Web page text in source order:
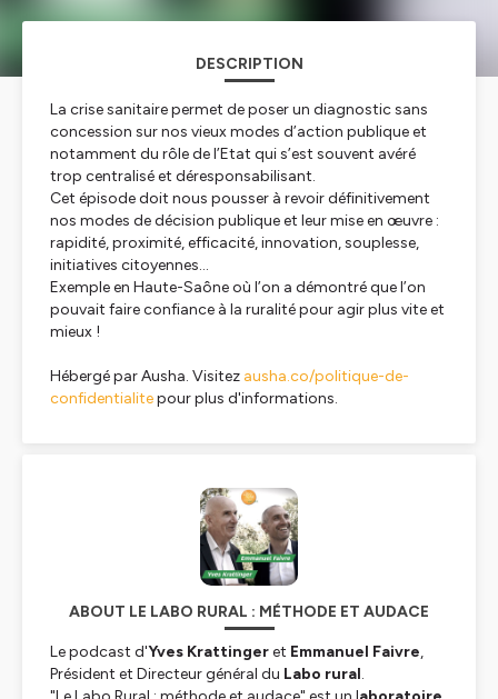
DESCRIPTION
La crise sanitaire permet de poser un diagnostic sans
concession sur nos vieux modes d’action publique et
notamment du rôle de l’Etat qui s’est souvent avéré
trop centralisé et déresponsabilisant.
Cet épisode doit nous pousser à revoir définitivement
nos modes de décision publique et leur mise en œuvre :
rapidité, proximité, efficacité, innovation, souplesse,
initiatives citoyennes…
Exemple en Haute-Saône où l’on a démontré que l’on
pouvait faire confiance à la ruralité pour agir plus vite et
mieux !
Hébergé par Ausha. Visitez ausha.co/politique-de-
confidentialitepour plus d'informations.
ABOUT LE LABO RURAL : MÉTHODE ET AUDACE
Le podcast d'Yves Krattingeret Emmanuel Faivre,
Président et Directeur général du Labo rural.